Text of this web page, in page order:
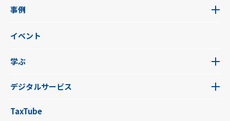
事例
イベント
学ぶ
デジタルサービス
TaxTube